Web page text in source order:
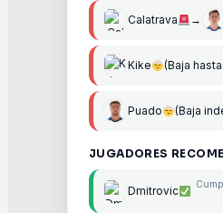
Calatrava →
Kike (Baja
Puado (Baja
JUGADORES
Dmitrovic